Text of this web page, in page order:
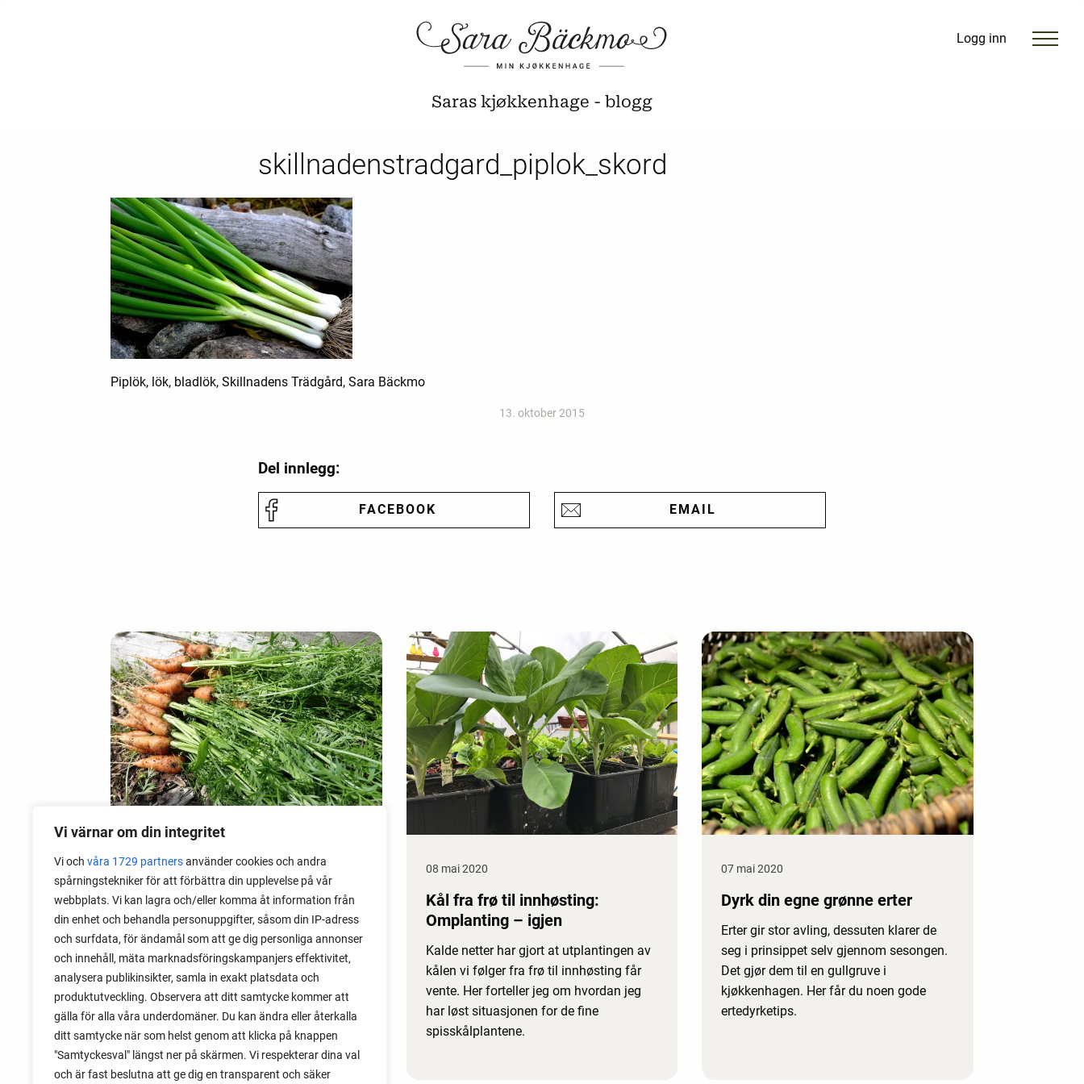
Vi värnar om din integritet
Vi och våra 1729 partnersanvänder cookies och andra
spårningstekniker för att förbättra din upplevelse på vår
webbplats. Vi kan lagra och/eller komma åt information från
din enhet och behandla personuppgifter, såsom din IP-adress
och surfdata, för ändamål som att ge dig personliga annonser
och innehåll, mäta marknadsföringskampanjers effektivitet,
analysera publikinsikter, samla in exakt platsdata och
produktutveckling. Observera att ditt samtycke kommer att
gälla för alla våra underdomäner. Du kan ändra eller återkalla
ditt samtycke när som helst genom att klicka på knappen
"Samtyckesval" längst ner på skärmen. Vi respekterar dina val
och är fast beslutna att ge dig en transparent och säker
Logg inn
Saras kjøkkenhage - blogg
skillnadenstradgard_piplok_skord
Piplök, lök, bladlök, Skillnadens Trädgård, Sara Bäckmo
13. oktober 2015
Del innlegg:
FACEBOOK EMAIL
09 mai 2020
Brannskader av grønnsaker
Noen grønnsaker kan utrolig nok
forårsake en type av hudskader, ikke ved
matlagingen, men i hagen. For noen år
siden måtte vi dra til sykehuset med
barna da de hadde fått merkelige
brannskader.
08 mai 2020
Kål fra frø til innhøsting:
Omplanting – igjen
Kalde netter har gjort at utplantingen av
kålen vi følger fra frø til innhøsting får
vente. Her forteller jeg om hvordan jeg
har løst situasjonen for de fine
spisskålplantene.
07 mai 2020
Dyrk din egne grønne erter
Erter gir stor avling, dessuten klarer de
seg i prinsippet selv gjennom sesongen.
Det gjør dem til en gullgruve i
kjøkkenhagen. Her får du noen gode
ertedyrketips.